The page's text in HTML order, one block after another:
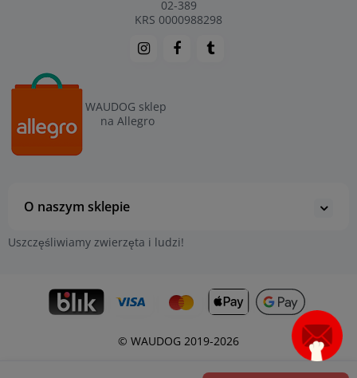
02-389
KRS 0000988298
WAUDOG sklep
na Allegro
O naszym sklepie
Uszczęśliwiamy zwierzęta i ludzi!
© WAUDOG 2019-2026